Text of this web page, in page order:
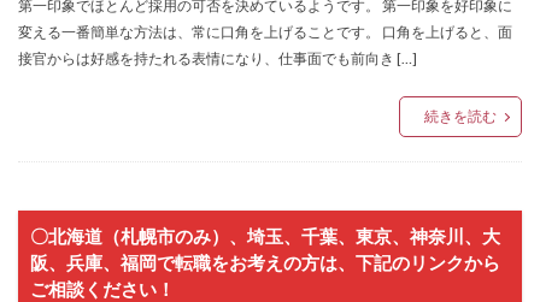
第一印象でほとんど採用の可否を決めているようです。 第一印象を好印象に
変える一番簡単な方法は、常に口角を上げることです。 口角を上げると、面
接官からは好感を持たれる表情になり、仕事面でも前向き […]
続きを読む
〇北海道（札幌市のみ）、埼玉、千葉、東京、神奈川、大
阪、兵庫、福岡で転職をお考えの方は、下記のリンクから
ご相談ください！